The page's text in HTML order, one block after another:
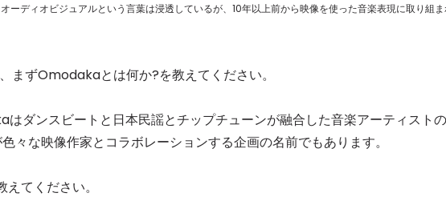
ーディオビジュアルという言葉は浸透しているが、10年以上前から映像を使った音楽表現に取り組
まずOmodakaとは何か?を教えてください。
はダンスビートと日本民謡とチップチューンが融合した音楽アーティストの
々な映像作家とコラボレーションする企画の名前でもあります。
てください。